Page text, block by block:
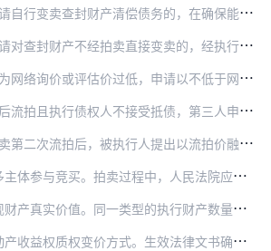
，在确保能够控制相应价款的前提下，可以监督其在一定期限内按照合理价格变卖。变卖期限由人民法院根据财产实际情况、市场行情等因…
卖直接变卖的，经执行债权人同意或者变卖款足以清偿所有执行债务的，人民法院可以不经拍卖直接变卖。
以不低于网络询价或评估价自行变卖查封财产清偿债务的，人民法院经审查认为不存在被执行人与他人恶意串通低价处置财产情形的，可以…
执行债权人不接受抵债，第三人申请以流拍价购买的，可以准许。
以流拍价融资的，人民法院应结合拍卖财产基本情况、流拍价与市场价差异程度以及融资期限等因素，酌情予以考虑。准许融资的，暂不启…
法院应当全面真实披露拍卖财产的现状、占有使用情况、附随义务、已知瑕疵和权利负担、竞买资格等事项，严禁故意隐瞒拍品瑕疵诱…
产数量较多，被执行人认为分批次变价或者整体变价能够最大限度实现其价值的，人民法院可以准许。尤其是对体量较大的整栋整层楼…
文书确定申请执行人对被执行人的公路、桥梁、隧道等不动产收益权享有质权，申请执行人自行扣划收益权收费账户内资金实现其质押…